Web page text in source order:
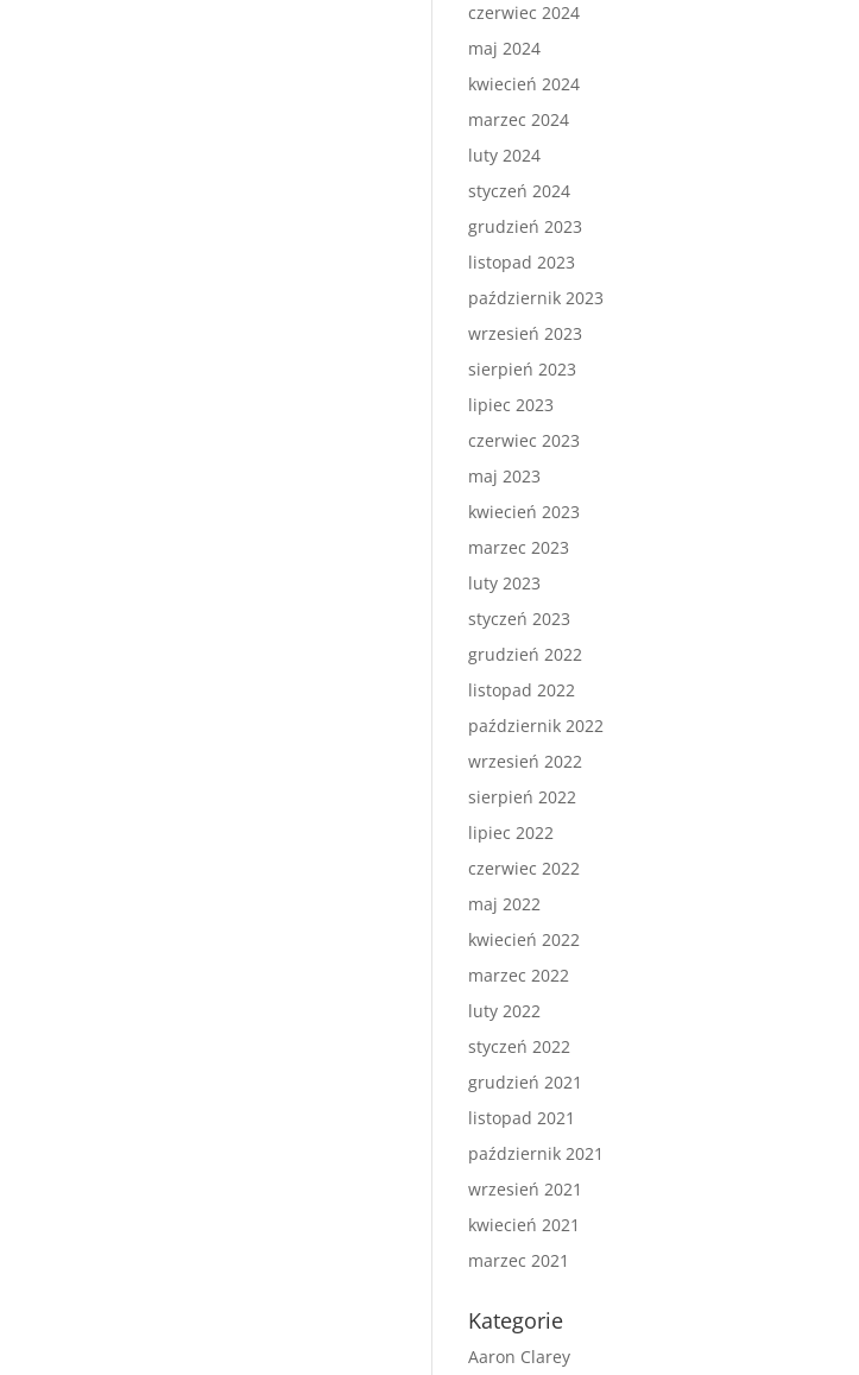
czerwiec 2024
maj 2024
kwiecień 2024
marzec 2024
luty 2024
styczeń 2024
grudzień 2023
listopad 2023
październik 2023
wrzesień 2023
sierpień 2023
lipiec 2023
czerwiec 2023
maj 2023
kwiecień 2023
marzec 2023
luty 2023
styczeń 2023
grudzień 2022
listopad 2022
październik 2022
wrzesień 2022
sierpień 2022
lipiec 2022
czerwiec 2022
maj 2022
kwiecień 2022
marzec 2022
luty 2022
styczeń 2022
grudzień 2021
listopad 2021
październik 2021
wrzesień 2021
kwiecień 2021
marzec 2021
Kategorie
Aaron Clarey